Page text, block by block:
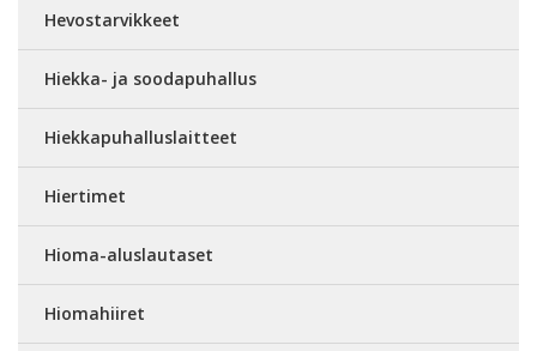
Hevostarvikkeet
Hiekka- ja soodapuhallus
Hiekkapuhalluslaitteet
Hiertimet
Hioma-aluslautaset
Hiomahiiret